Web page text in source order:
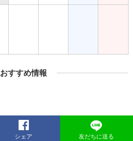
おすすめ情報
シェア 友だちに送る